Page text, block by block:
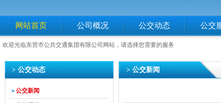
网站首页 公司概况 公交动态 公交
欢迎光临东营市公共交通集团有限公司网站，请选择您需要的服务
> 公交动态
> 公交新闻
> 公交新闻